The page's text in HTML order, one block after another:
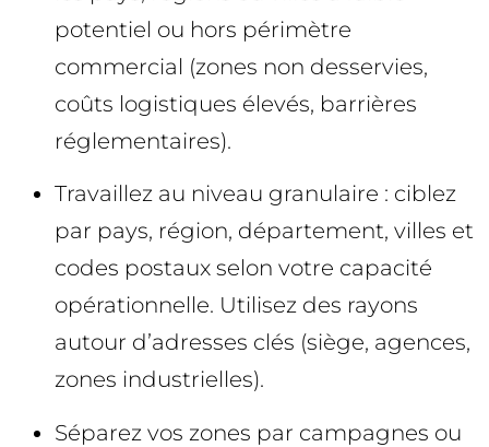
potentiel ou hors périmètre
commercial (zones non desservies,
coûts logistiques élevés, barrières
réglementaires).
Travaillez au niveau granulaire : ciblez
par pays, région, département, villes et
codes postaux selon votre capacité
opérationnelle. Utilisez des rayons
autour d’adresses clés (siège, agences,
zones industrielles).
Séparez vos zones par campagnes ou